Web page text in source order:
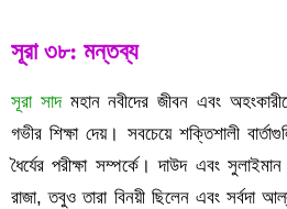
সূরা ৩৮: মন্তব্য
সূরা সাদমহান নবীদের জীবন এবং
গভীর শিক্ষা দেয়। সবচেয়ে শক্তিশালী
ধৈর্যের পরীক্ষা সম্পর্কে। দাউদ এবং
রাজা, তবুও তারা বিনয়ী ছিলেন এবং সর্বদা